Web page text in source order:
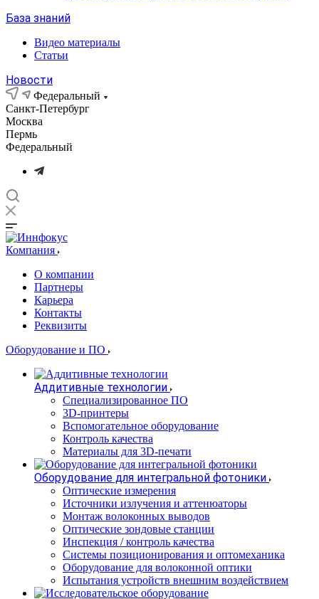
База знаний
Видео материалы
Статьи
Новости
Федеральный
Санкт-Петербург
Москва
Пермь
Федеральный
Компания
О компании
Партнеры
Карьера
Контакты
Реквизиты
Оборудование и ПО
Аддитивные технологии
Специализированное ПО
3D-принтеры
Вспомогательное оборудование
Контроль качества
Материалы для 3D-печати
Оборудование для интегральной фотоники
Оптические измерения
Источники излучения и аттенюаторы
Монтаж волоконных выводов
Оптические зондовые станции
Инспекция / контроль качества
Системы позиционирования и оптомеханика
Оборудование для волоконной оптики
Испытания устройств внешним воздействием